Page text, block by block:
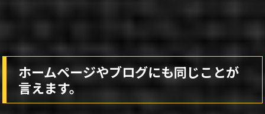
ホームページやブログにも同じことが
言えます。